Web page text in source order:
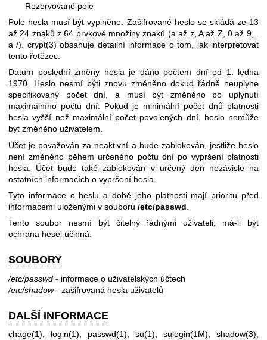
Rezervované pole
Pole hesla musí být vyplněno. Zašifrované heslo se skládá ze 13
až 24 znaků z 64 prvkové množiny znaků (a až z, A až Z, 0 až 9, .
a /). crypt(3) obsahuje detailní informace o tom, jak interpretovat
tento řetězec.
Datum poslední změny hesla je dáno počtem dní od 1. ledna
1970. Heslo nesmí býti znovu změněno dokud řádně neuplyne
specifikovaný počet dní, a musí být změněno po uplynutí
maximálního počtu dní. Pokud je minimální počet dnů platnosti
hesla vyšší než maximální počet povolených dní, heslo nemůže
být změněno uživatelem.
Účet je považován za neaktivní a bude zablokován, jestliže heslo
není změněno během určeného počtu dní po vypršení platnosti
hesla. Účet bude také zablokován v určený den nezávisle na
ostatních informacích o vypršení hesla.
Tyto informace o heslu a době jeho platnosti mají prioritu před
informacemi uloženými v souboru /etc/passwd
Tento soubor nesmí být čitelný řádnými uživateli, má-li být
ochrana hesel účinná.
SOUBORY
/etc/passwd - informace o uživatelských účtech
/etc/shadow- zašifrovaná hesla uživatelů
DALŠÍ INFORMACE
chage(1), login(1), passwd(1), su(1), sulogin(1M), shadow(3),